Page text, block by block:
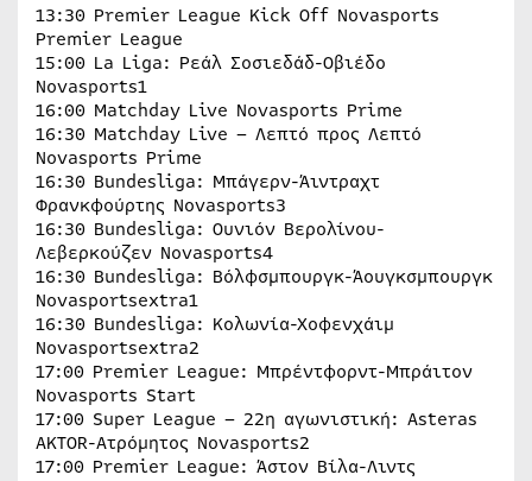
13:30 Premier League Kick Off Novasports
Premier League
15:00 La Liga: Ρεάλ Σοσιεδάδ-Οβιέδο
Novasports1
16:00 Matchday Live Novasports Prime
16:30 Matchday Live – Λεπτό προς Λεπτό
Novasports Prime
16:30 Bundesliga: Μπάγερν-Άιντραχτ
Φρανκφούρτης Novasports3
16:30 Bundesliga: Ουνιόν Βερολίνου-
Λεβερκούζεν Novasports4
16:30 Bundesliga: Βόλφσμπουργκ-Άουγκσμπουργκ
Novasportsextra1
16:30 Bundesliga: Κολωνία-Χοφενχάιμ
Novasportsextra2
17:00 Premier League: Μπρέντφορντ-Μπράιτον
Novasports Start
17:00 Super League – 22η αγωνιστική: Asteras
AKTOR-Ατρόμητος Novasports2
17:00 Premier League: Άστον Βίλα-Λιντς